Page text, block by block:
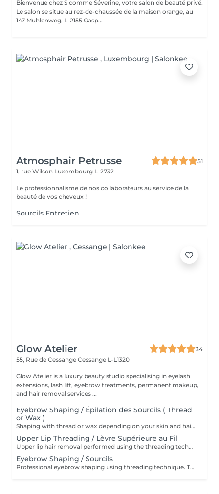
Bienvenue chez S comme Séverine, votre salon de beauté privé.
Le salon se situe au rez-de-chaussée de la maison orange, au
147 Muhlenweg, L-2155 Gasp...
Atmosphair Petrusse
51
1, rue Wilson Luxembourg L-2732
Le professionnalisme de nos collaborateurs au service de la
beauté de vos cheveux !
Sourcils Entretien
Glow Atelier
34
55, Rue de Cessange Cessange L-L1320
Glow Atelier is a luxury beauty studio specialising in eyelash
extensions, lash lift, eyebrow treatments, permanent makeup,
and hair removal services ...
Eyebrow Shaping / Épilation des Sourcils ( Thread
or Wax )
Shaping with thread or wax depending on your skin and hair type. * Restructuration des sourcils au fil ou à la cire selon votre peau et votre pilosité
Upper Lip Threading / Lèvre Supérieure au Fil
Upper lip hair removal performed using the threading technique for precise and gentle results. Ideal for sensitive skin and facial hair removal. Épilation de la lèvre supérieure réalisée à l'aide de la technique au fil pour un résultat précis et en douceur. Idéale pour les peaux sensibles et l'épilation du visage
Eyebrow Shaping / Sourcils
Professional eyebrow shaping using threading technique. The skin is cleansed before the procedure, and a soothing regenerative cream is applied afterwards. Restructuration professionnelle des sourcils au fil. La peau est nettoyée avant la procédure et une crème apaisante et régénérante est appliquée après le soin